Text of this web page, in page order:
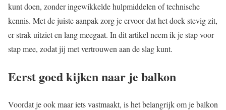
kunt doen, zonder ingewikkelde hulpmiddelen of technische
kennis. Met de juiste aanpak zorg je ervoor dat het doek stevig zit,
er strak uitziet en lang meegaat. In dit artikel neem ik je stap voor
stap mee, zodat jij met vertrouwen aan de slag kunt.
Eerst goed kijken naar je balkon
Voordat je ook maar iets vastmaakt, is het belangrijk om je balkon